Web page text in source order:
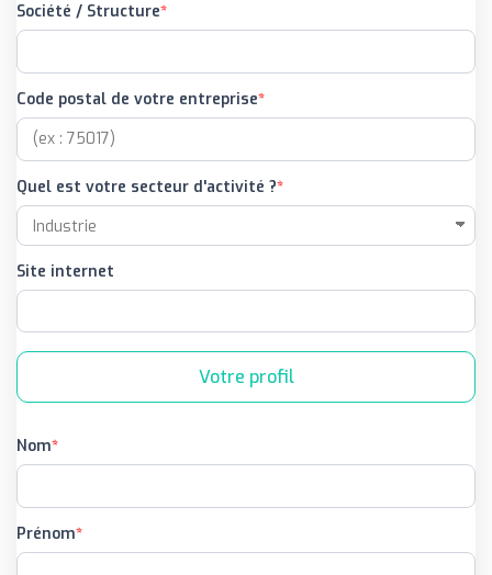
Société / Structure
Code postal de votre entreprise
Quel est votre secteur d'activité ?
Site internet
Votre profil
Nom
Prénom